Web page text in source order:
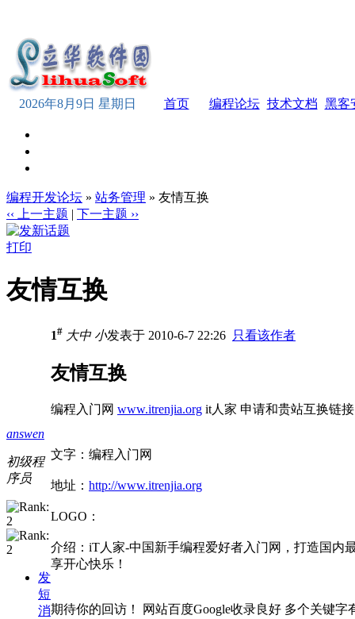
2026年8月9日 星期日 首页 编程论坛 技术文档 黑客
编程开发论坛 » 站务管理 » 友情互换
‹‹ 上一主题 | 下一主题 ››
打印
友情互换
answen
初级程
序员
发
短
消
1# 大中 小发表于 2010-6-7 22:26 只看该作者
友情互换
编程入门网 www.itrenjia.org it人家 申请和贵站互换链
文字：编程入门网
地址： http://www.itrenjia.org
LOGO：
介绍：iT人家-中国新手编程爱好者入门网，打造国内
享开心快乐！
期待你的回访！ 网站百度Google收录良好 多个关键